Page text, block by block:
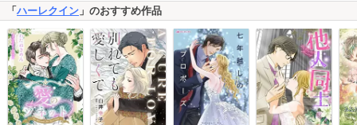
「 ハーレクイン 」のおすすめ作品